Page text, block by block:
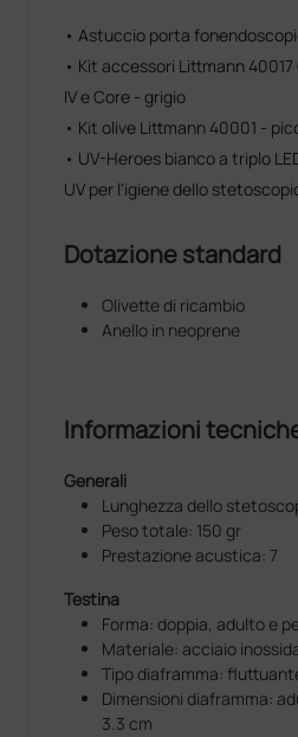
• Astuccio porta
• Kit accessori Littmann
IV e Core - grigio
• Kit olive Littmann 40001 -
• UV-Heroes bianco a triplo
UV per l'igiene dello
Dotazione standard
Olivette di ricambio
Anello in neoprene
Informazioni
Generali
Lunghezza dello
Peso totale: 150 gr
Prestazione acustica: 7
Testina
Forma: doppia, adulto e
Materiale: acciaio
Tipo diaframma:
Dimensioni diaframma:
3.3 cm